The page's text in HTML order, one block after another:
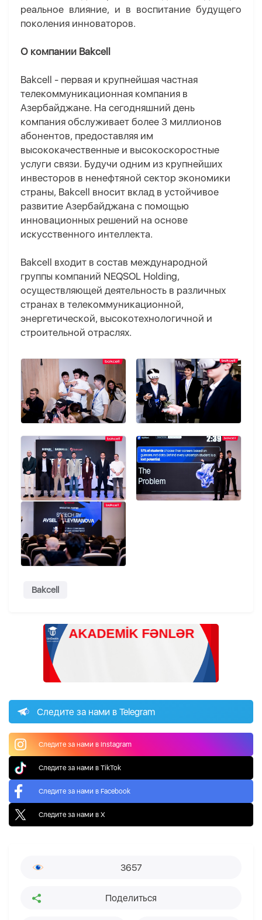
реальное влияние, и в воспитание будущего
поколения инноваторов.
О компании Bakcell
Bakcell - первая и крупнейшая частная
телекоммуникационная компания в
Азербайджане. На сегодняшний день
компания обслуживает более 3 миллионов
абонентов, предоставляя им
высококачественные и высокоскоростные
услуги связи. Будучи одним из крупнейших
инвесторов в ненефтяной сектор экономики
страны, Bakcell вносит вклад в устойчивое
развитие Азербайджана с помощью
инновационных решений на основе
искусственного интеллекта.
Bakcell входит в состав международной
группы компаний NEQSOL Holding,
осуществляющей деятельность в различных
странах в телекоммуникационной,
энергетической, высокотехнологичной и
строительной отраслях.
Bakcell
Следите за нами в Telegram
Следите за нами в Instagram
Следите за нами в TikTok
Следите за нами в Facebook
Следите за нами в X
3657
Поделиться